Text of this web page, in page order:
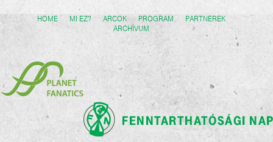
HOME MI EZ? ARCOK PROGRAM
PARTNEREK
ARCHÍVUM